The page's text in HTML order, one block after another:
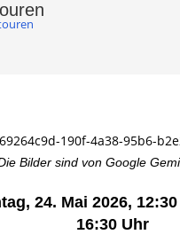
Bilder sind von Google
24. Mai 2026,
16:30 Uhr